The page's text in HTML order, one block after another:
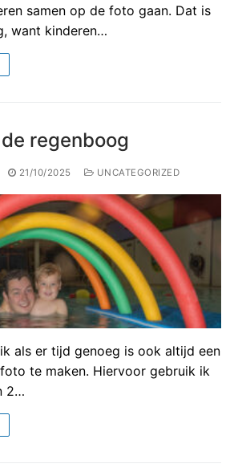
samen op de foto gaan. Dat is
want kinderen…
regenboog
21/10/2025 UNCATEGORIZED
als er tijd genoeg is ook altijd een
te maken. Hiervoor gebruik ik
2…